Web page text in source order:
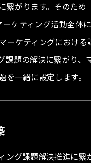
繋がります。そのため
ケティング活動全体
ーケティングにおける
課題の解決に繋がり、
一緒に設定します。
ング課題解決推進に繋